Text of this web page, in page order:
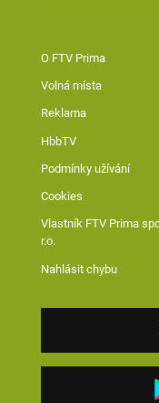
O FTV Prima
Volná místa
Reklama
HbbTV
Podmínky užívání
Cookies
Vlastník FTV Prima
r.o.
Nahlásit chybu